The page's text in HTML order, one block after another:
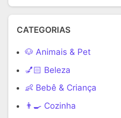
CATEGORIAS
🐶 Animais & Pet
💅🏻 Beleza
👶 Bebê & Criança
👨‍🍳 Cozinha